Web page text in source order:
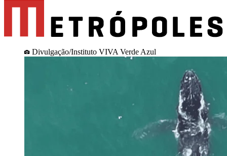
Divulgação/Instituto VIVA Verde Azul